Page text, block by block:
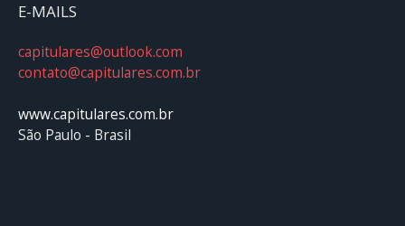
E-MAILS
capitulares@outlook.com
contato@capitulares.com.br
www.capitulares.com.br
São Paulo - Brasil